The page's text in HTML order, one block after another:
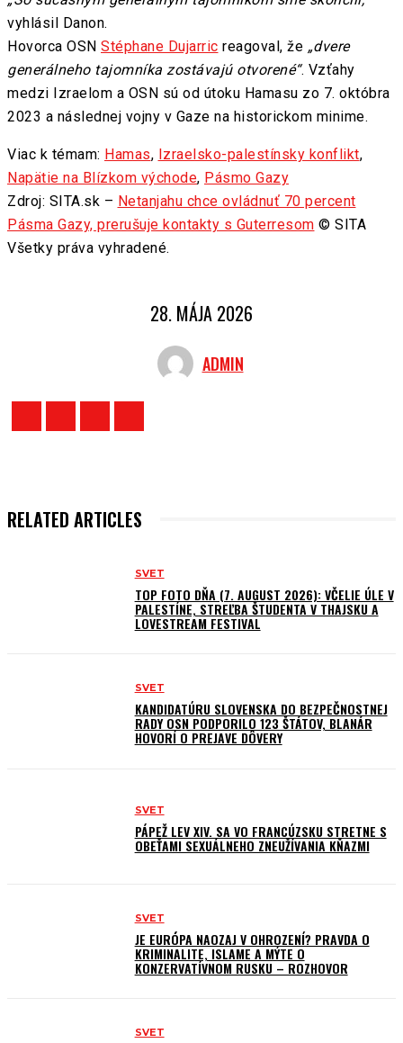
vyhlásil Danon.
Hovorca OSN Stéphane Dujarric reagoval, že „dvere
generálneho tajomníka zostávajú otvorené“. Vzťahy
medzi Izraelom a OSN sú od útoku Hamasu zo 7. októbra
2023 a následnej vojny v Gaze na historickom minime.
Viac k témam: Hamas, Izraelsko-palestínsky konflikt,
Napätie na Blízkom východe, Pásmo Gazy
Zdroj: SITA.sk – Netanjahu chce ovládnuť 70 percent
Pásma Gazy, prerušuje kontakty s Guterresom © SITA
Všetky práva vyhradené.
28. MÁJA 2026
ADMIN
RELATED ARTICLES
SVET
TOP FOTO DŇA (7. AUGUST 2026): VČELIE ÚLE V
PALESTÍNE, STREĽBA ŠTUDENTA V THAJSKU A
LOVESTREAM FESTIVAL
SVET
KANDIDATÚRU SLOVENSKA DO BEZPEČNOSTNEJ
RADY OSN PODPORILO 123 ŠTÁTOV, BLANÁR
HOVORÍ O PREJAVE DÔVERY
SVET
PÁPEŽ LEV XIV. SA VO FRANCÚZSKU STRETNE S
OBEŤAMI SEXUÁLNEHO ZNEUŽÍVANIA KŇAZMI
SVET
JE EURÓPA NAOZAJ V OHROZENÍ? PRAVDA O
KRIMINALITE, ISLAME A MÝTE O
KONZERVATÍVNOM RUSKU – ROZHOVOR
SVET